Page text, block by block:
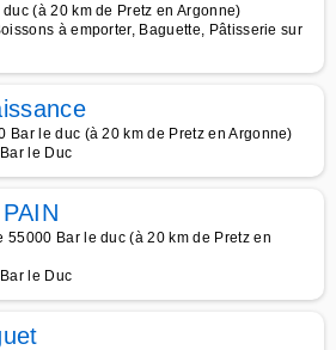
(à 20 km de Pretz en Argonne)
à emporter, Baguette, Pâtisserie sur
Bar le duc (à 20 km de Pretz en Argonne)
le Duc
Bar le duc (à 20 km de Pretz en
le Duc